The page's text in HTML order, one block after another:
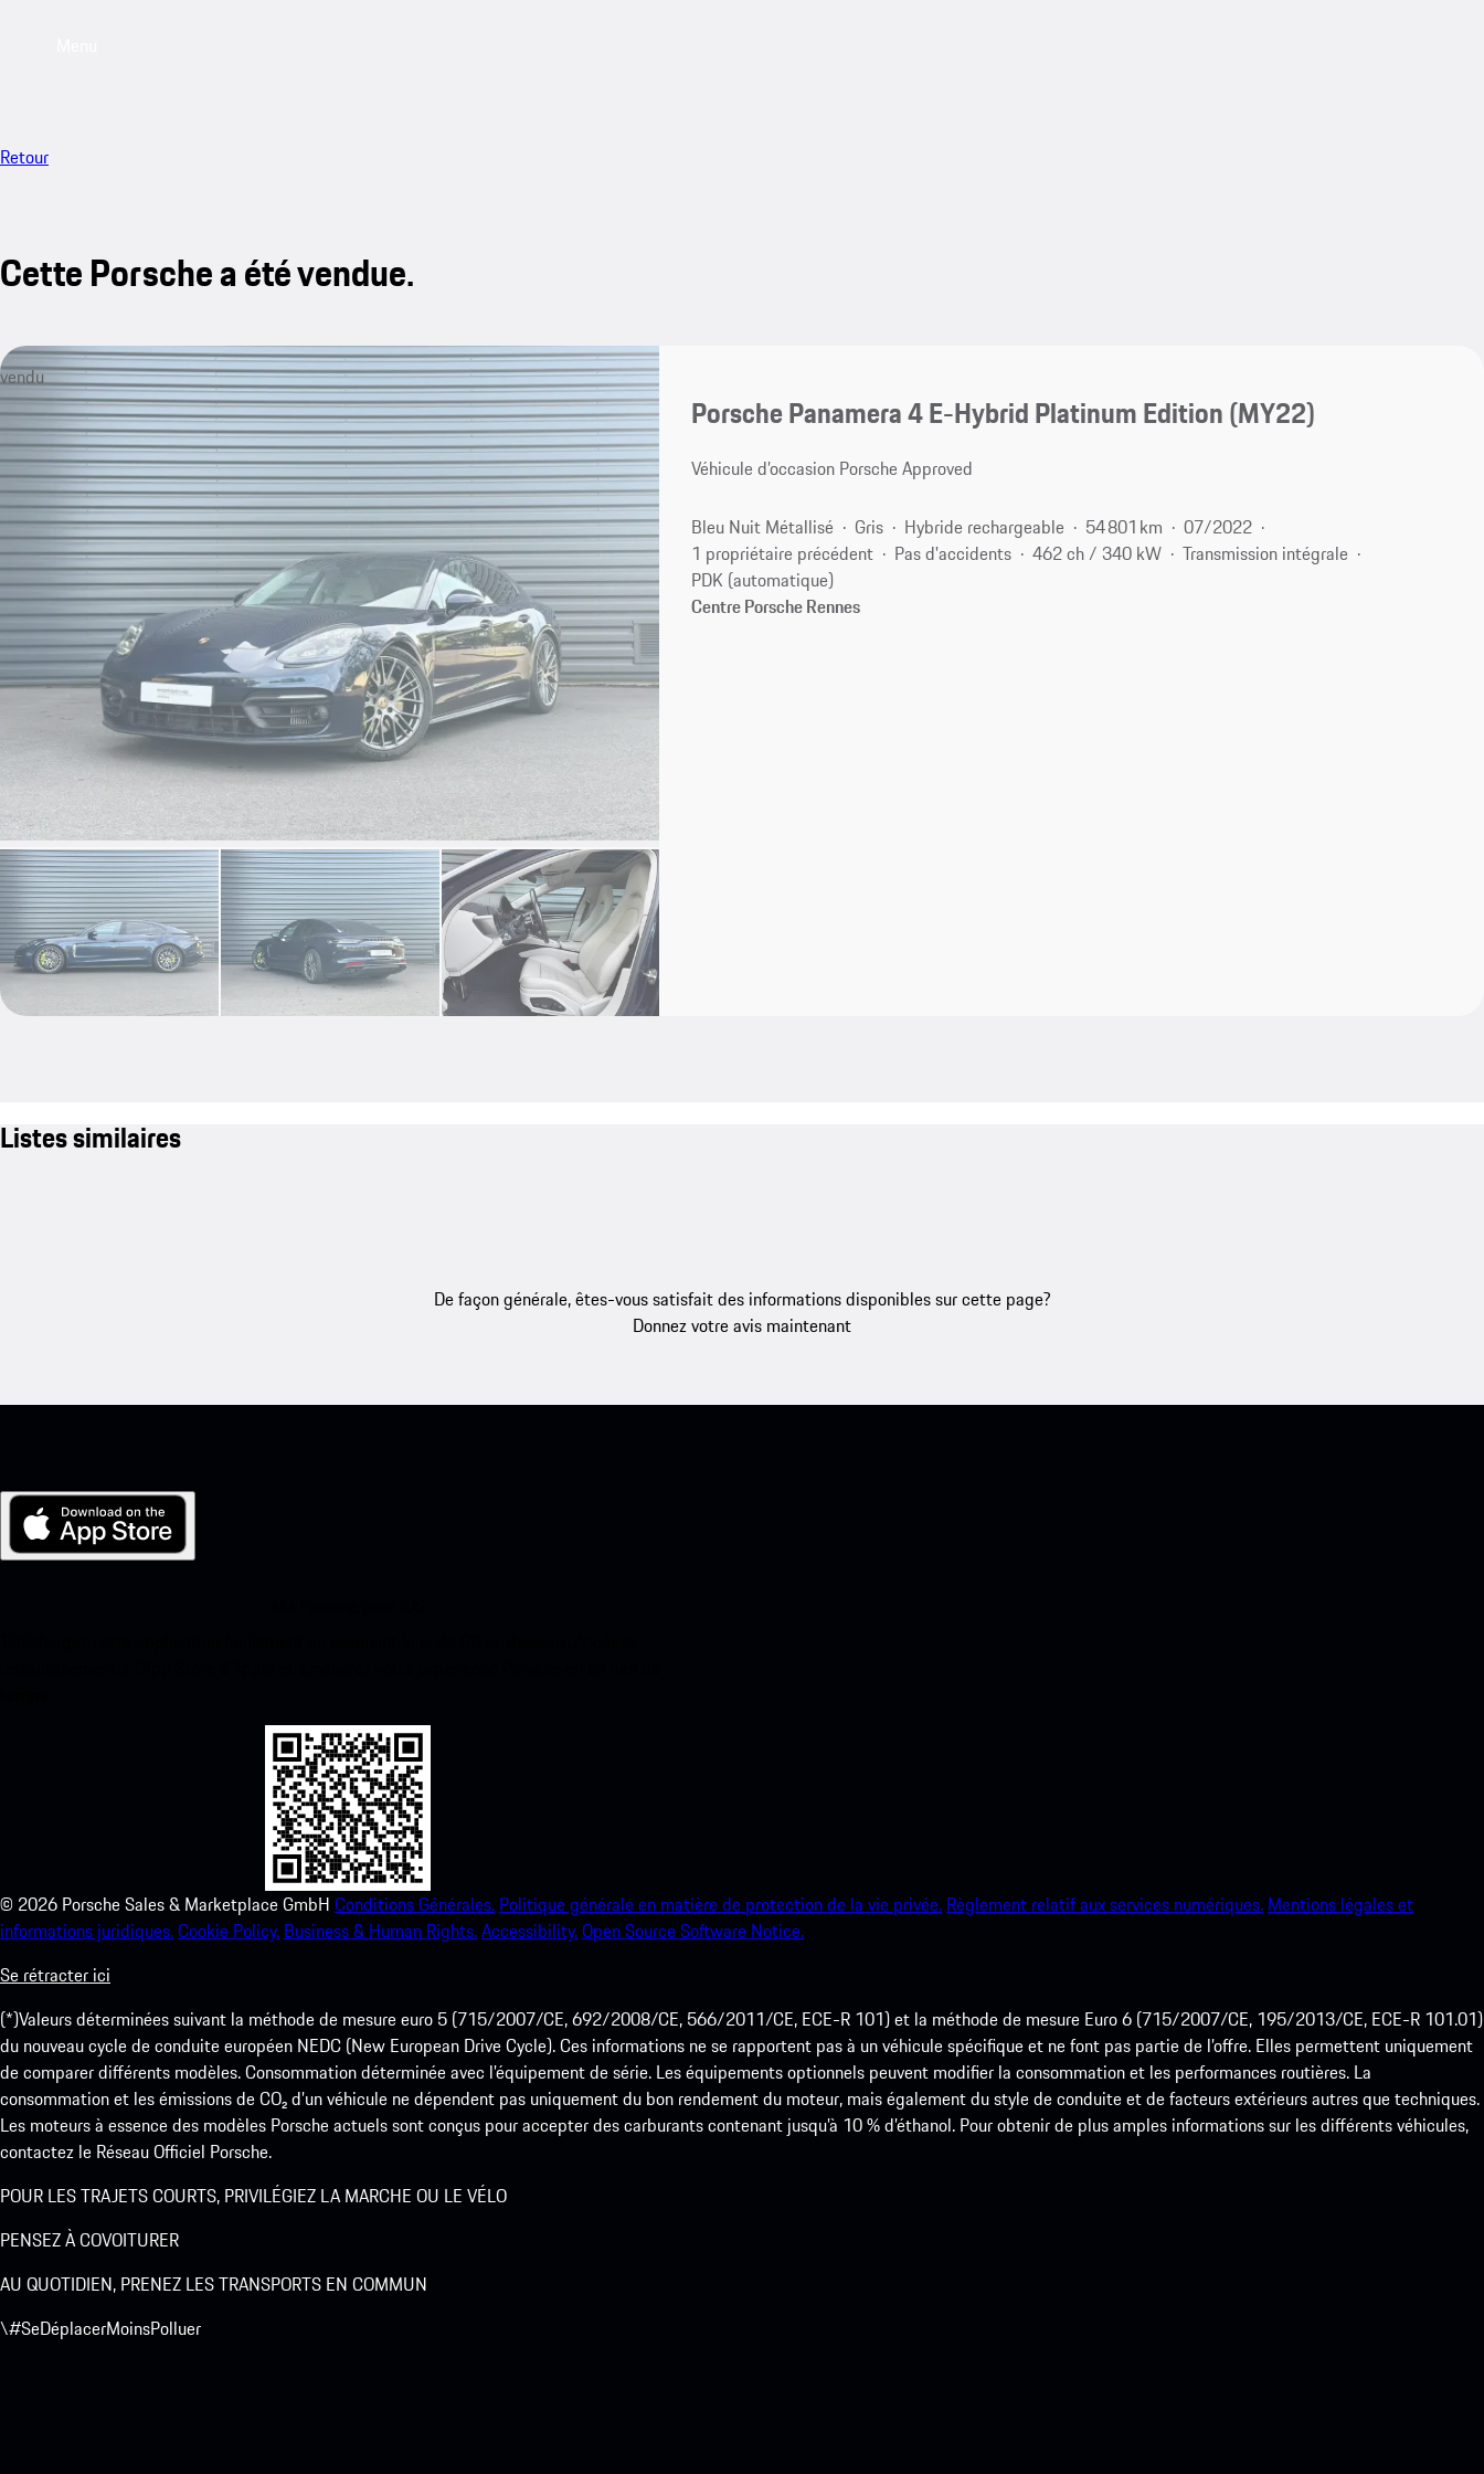
Retour
Cette Porsche a été vendue.
vendu
Porsche Panamera 4 E-Hybrid Platinum Edition (MY22)
Véhicule d’occasion Porsche Approved
Bleu Nuit Métallisé Gris Hybride rechargeable 54 801 km
07/2022
1 propriétaire précédent
Pas d'accidents 462 ch / 340 kW
Transmission intégrale
PDK (automatique)
Centre Porsche Rennes
Listes similaires
De façon générale, êtes-vous satisfait des informations disponibles sur cette page?
Donnez votre avis maintenant
© 2026 Porsche Sales & Marketplace GmbH Conditions Générales. Politique générale en matière de protection de la vie privée. Règlement relatif aux services numériques. Mentions légales et
informations juridiques.Cookie Policy. Business & Human Rights.Accessibility.Open Source Software Notice.
Se rétracter ici
(*)Valeurs déterminées suivant la méthode de mesure euro 5 (715/2007/CE, 692/2008/CE, 566/2011/CE, ECE-R 101) et la méthode de mesure Euro 6 (715/2007/CE, 195/2013/CE, ECE-R 101.01)
du nouveau cycle de conduite européen NEDC (New European Drive Cycle). Ces informations ne se rapportent pas à un véhicule spécifique et ne font pas partie de l’offre. Elles permettent uniquement
de comparer différents modèles. Consommation déterminée avec l’équipement de série. Les équipements optionnels peuvent modifier la consommation et les performances routières. La
consommation et les émissions de CO₂ d’un véhicule ne dépendent pas uniquement du bon rendement du moteur, mais également du style de conduite et de facteurs extérieurs autres que techniques.
Les moteurs à essence des modèles Porsche actuels sont conçus pour accepter des carburants contenant jusqu’à 10 % d’éthanol. Pour obtenir de plus amples informations sur les différents véhicules,
contactez le Réseau Officiel Porsche.
POUR LES TRAJETS COURTS, PRIVILÉGIEZ LA MARCHE OU LE VÉLO
PENSEZ À COVOITURER
AU QUOTIDIEN, PRENEZ LES TRANSPORTS EN COMMUN
\#SeDéplacerMoinsPolluer